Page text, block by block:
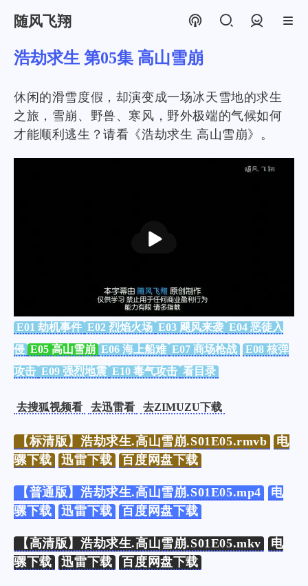
随风飞翔
浩劫求生 第05集 高山雪崩
休闲的滑雪度假，却演变成一场冰天雪地的求生
之旅，雪崩、野兽、寒风，野外极端的气候如何
才能顺利逃生？请看《浩劫求生 高山雪崩》。
放
E01 劫机事件 E02 烈焰火场 E03 飓风来袭 E04 恶徒入
侵 E05 高山雪崩 E06 海上船难 E07 商场枪战
E08 核弹
攻击 E09 强烈地震 E10 毒气攻击 看目录
去搜狐视频看 去迅雷看 去ZIMUZU下载
【标清版】浩劫求生.高山雪崩.S01E05.rmvb
电
骡下载
迅雷下载 百度网盘下载
【普通版】浩劫求生.高山雪崩.S01E05.mp4
电
骡下载
迅雷下载 百度网盘下载
【高清版】浩劫求生.高山雪崩.S01E05.mkv
电
骡下载
迅雷下载 百度网盘下载